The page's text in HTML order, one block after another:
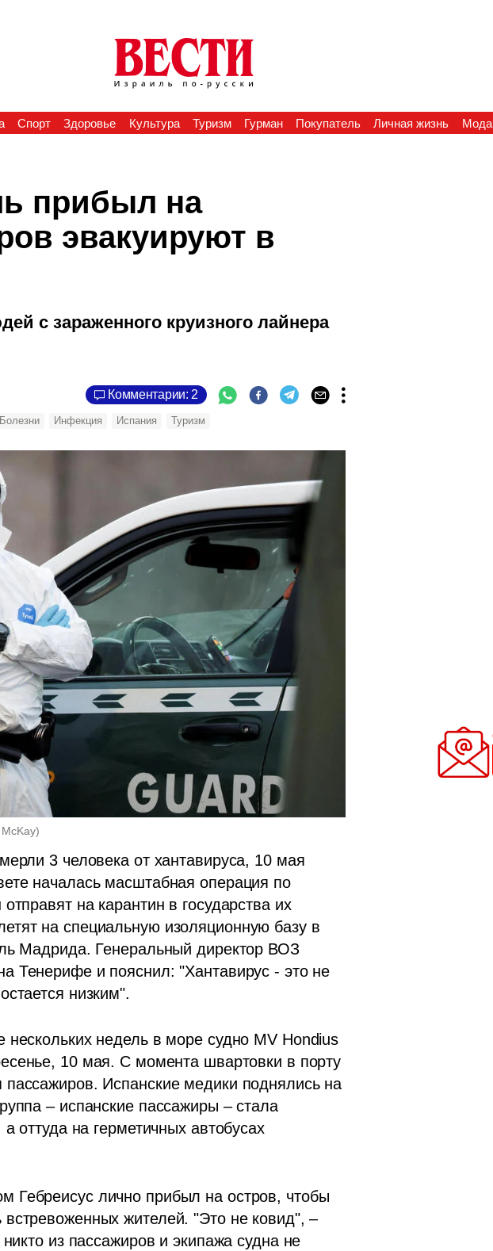
Спорт Здоровье Культура Туризм Гурман Покупатель Личная жизнь Мода
прибыл на
эвакуируют в
с зараженного круизного лайнера
Комментарии: 2
Болезни Инфекция Испания Туризм
)
3 человека от хантавируса, 10 мая
началась масштабная операция по
на карантин в государства их
на специальную изоляционную базу в
Мадрида. Генеральный директор ВОЗ
Тенерифе и пояснил: "Хантавирус - это не
низким".
недель в море судно MV Hondius
10 мая. С момента швартовки в порту
Испанские медики поднялись на
– испанские пассажиры – стала
оттуда на герметичных автобусах
Гебреисус лично прибыл на остров, чтобы
встревоженных жителей. "Это не ковид", –
из пассажиров и экипажа судна не